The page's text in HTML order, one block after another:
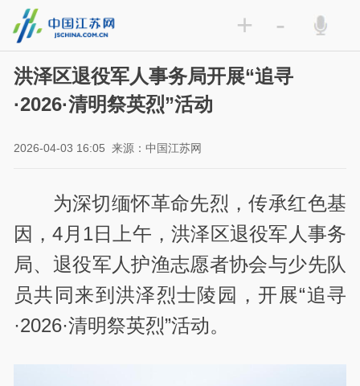
+ -
洪泽区退役军人事务局开展“追寻
·2026·清明祭英烈”活动
2026-04-03 16:05 来源：中国江苏网
为深切缅怀革命先烈，传承红色基
因，4月1日上午，洪泽区退役军人事务
局、退役军人护渔志愿者协会与少先队
员共同来到洪泽烈士陵园，开展“追寻
·2026·清明祭英烈”活动。